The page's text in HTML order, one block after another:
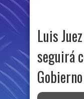
Luis
seguirá
Gobierno